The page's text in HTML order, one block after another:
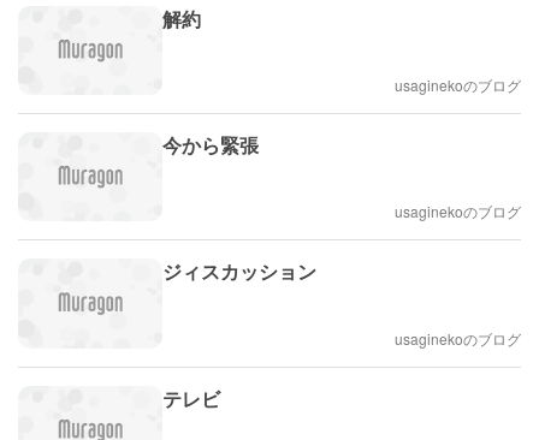
解約
usaginekoのブログ
今から緊張
usaginekoのブログ
ジィスカッション
usaginekoのブログ
テレビ